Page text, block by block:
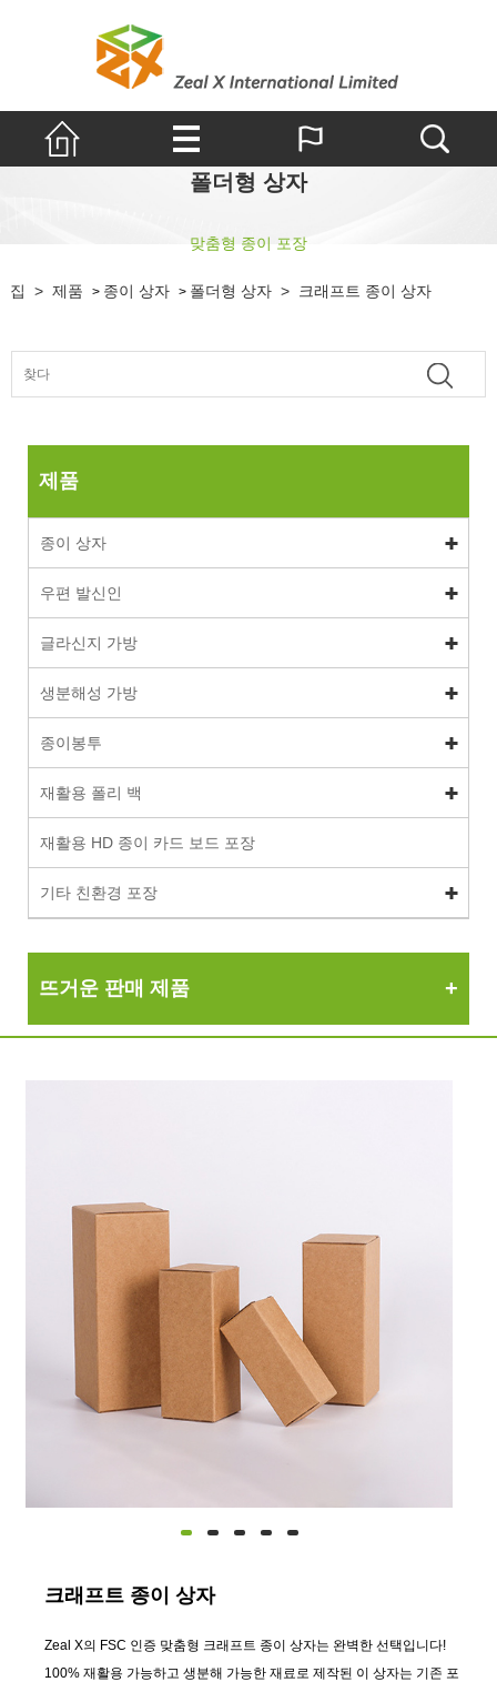
폴더형 상자
맞춤형 종이 포장
집 > 제품 > 종이 상자 > 폴더형 상자 > 크래프트 종이 상자
제품
종이 상자
우편 발신인
글라신지 가방
생분해성 가방
종이봉투
재활용 폴리 백
재활용 HD 종이 카드 보드 포장
기타 친환경 포장
뜨거운 판매 제품
크래프트 종이 상자
Zeal X의 FSC 인증 맞춤형 크래프트 종이 상자는 완벽한 선택입니다!
100% 재활용 가능하고 생분해 가능한 재료로 제작된 이 상자는 기존 포